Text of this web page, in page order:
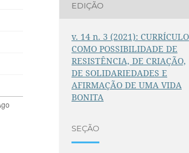
EDIÇÃO
v. 14 n. 3 (2021): CURRÍCULO
COMO POSSIBILIDADE DE
RESISTÊNCIA, DE CRIAÇÃO,
DE SOLIDARIEDADES E
AFIRMAÇÃO DE UMA VIDA
BONITA
SEÇÃO